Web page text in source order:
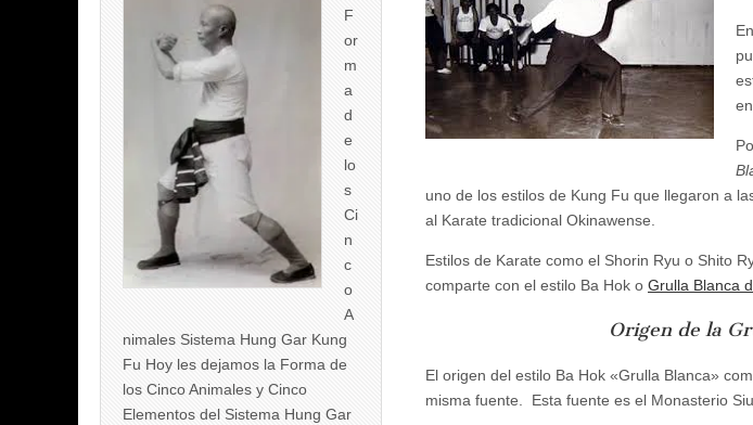
uno de los estilos de Kung Fu que llegaron a
al Karate tradicional Okinawense.
Estilos de Karate como el Shorin Ryu o Shito
comparte con el estilo Ba Hok o Grulla Blanca
Origen de la
El origen del estilo Ba Hok «Grulla Blanca»
misma fuente. Esta fuente es el Monasterio
F
or
m
a
d
e
lo
s
Ci
n
c
o
A
nimales Sistema Hung Gar Kung
Fu Hoy les dejamos la Forma de
los Cinco Animales y Cinco
Elementos del Sistema Hung Gar